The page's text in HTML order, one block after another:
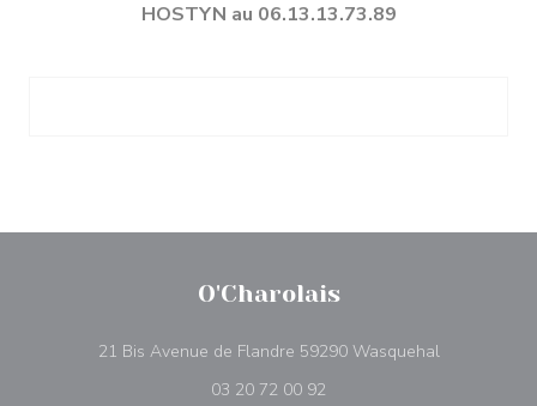
HOSTYN au 06.13.13.73.89
O'Charolais
21 Bis Avenue de Flandre 59290 Wasquehal((ouvre une
03 20 72 00 92